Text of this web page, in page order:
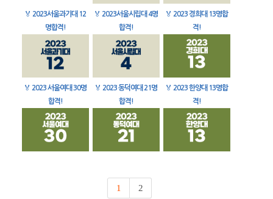
🏅 2023서울과기대 12
명합격!
🏅 2023서울시립대 4명
합격!
🏅 2023 경희대 13명합
격!
🏅 2023 서울여대 30명
합격!
🏅 2023 동덕여대 21명
합격!
🏅 2023 한양대 13명합
격!
1 2